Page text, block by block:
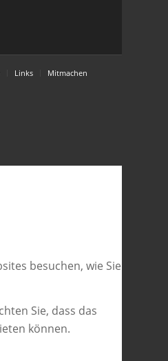
Links Mitmachen
besuchen, wie Sie
Sie, dass das
können.